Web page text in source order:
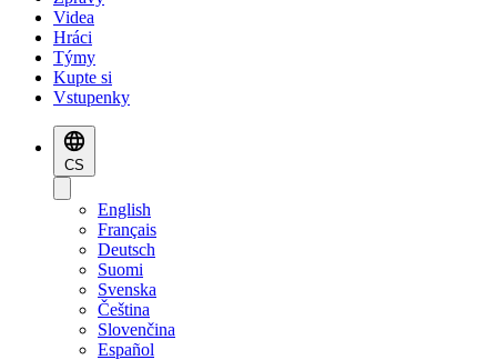
Videa
Hráci
Týmy
Kupte si
Vstupenky
CS
English
Français
Deutsch
Suomi
Svenska
Čeština
Slovenčina
Español